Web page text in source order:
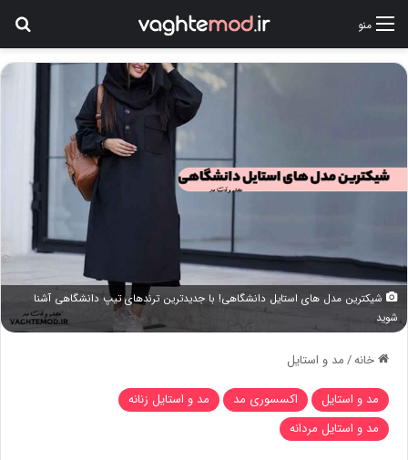
منو
شیکترین مدل های استایل دانشگاهی! با جدیدترین ترندهای تیپ دانشگاهی آشنا
شوید
خانه/مد و استایل
مد و استایل اکسسوری مد
مد و استایل زنانه
مد و استایل مردانه